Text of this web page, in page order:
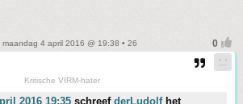
maandag 4 april 2016 @ 19:38 • 26
Kritische VIRM-hater
2016 19:35 schreef derLudolfhet